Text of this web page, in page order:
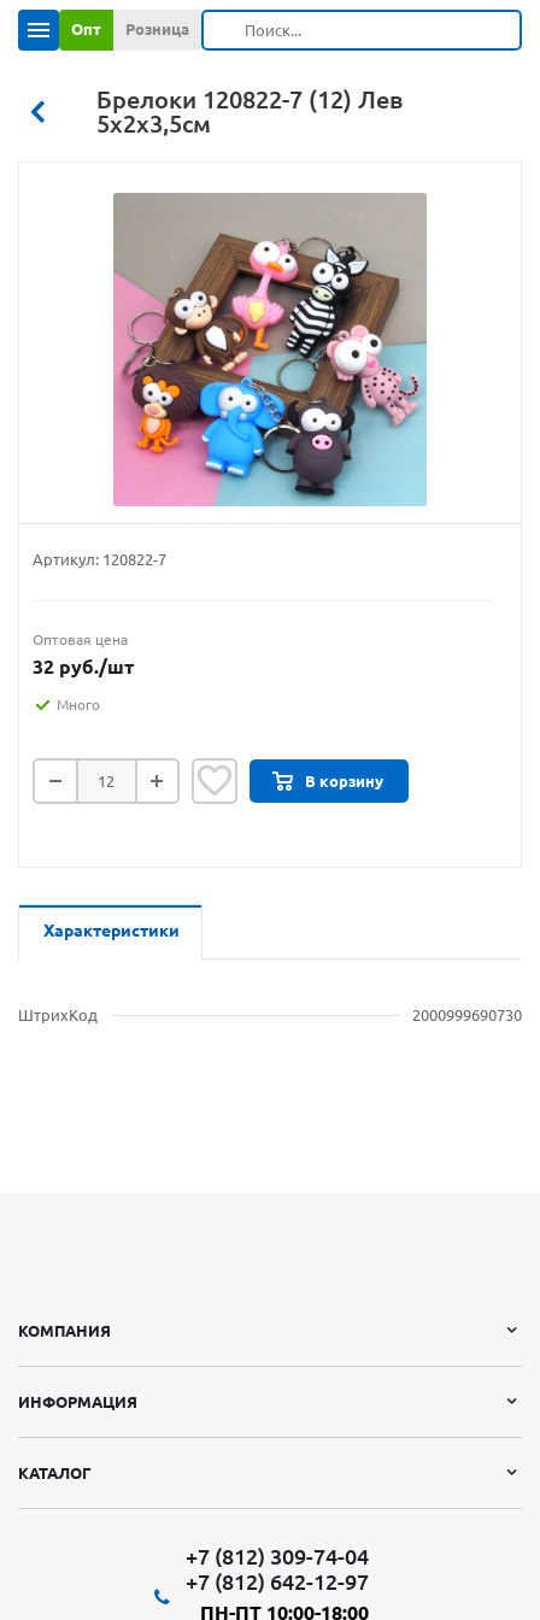
Опт Розница
Брелоки 120822-7 (12) Лев
5х2х3,5см
Артикул: 120822-7
Оптовая цена
32 руб./шт
Много
В корзину
Характеристики
ШтрихКод 2000999690730
КОМПАНИЯ
ИНФОРМАЦИЯ
КАТАЛОГ
+7 (812) 309-74-04
+7 (812) 642-12-97
ПН-ПТ 10:00-18:00